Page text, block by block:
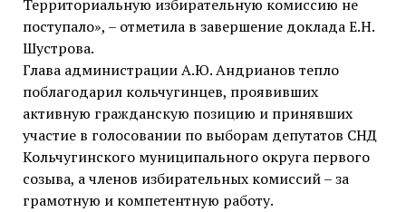
Территориальную избирательную комиссию не
поступало», – отметила в завершение доклада Е.Н.
Шустрова.
Глава администрации А.Ю. Андрианов тепло
поблагодарил кольчугинцев, проявивших
активную гражданскую позицию и принявших
участие в голосовании по выборам депутатов СНД
Кольчугинского муниципального округа первого
созыва, а членов избирательных комиссий – за
грамотную и компетентную работу.